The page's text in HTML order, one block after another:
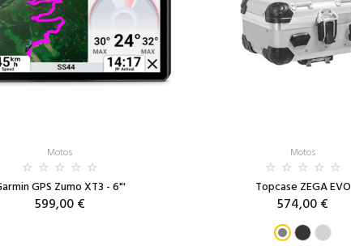
Motos
GPS Zumo XT3 - 6"'
599,00 €
Motos
Topcase ZEGA EVO
574,00 €